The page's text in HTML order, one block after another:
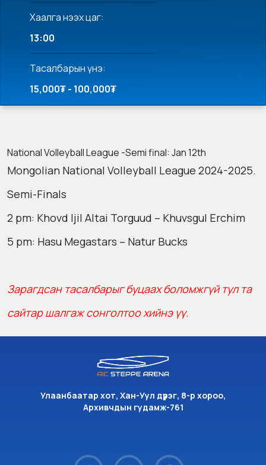
Хаалга нээх цаг:
13:00
Тасалбарын үнэ:
15,000₮ - 100,000₮
National Volleyball League -Semi final: Jan 12th
Mongolian National Volleyball League 2024-2025.
Semi-Finals
2 pm: Khovd Ijil Altai Torguud – Khuvsgul Erchim
5 pm: Hasu Megastars – Natur Bucks
Зарагдсан тасалбарыг буцаах боломжгүй тул та
сайтар шалгаж сонголтоо хийнэ үү.
Улаанбаатар хот, Хан-Уул дүүрэг, 8-р хороо,
Архивчдын гудамж-761